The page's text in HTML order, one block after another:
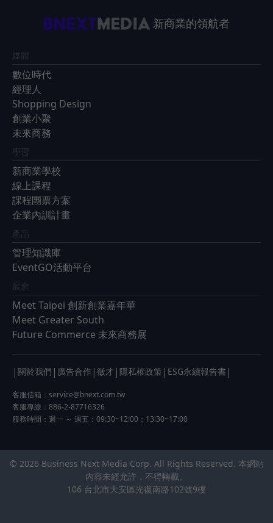
新商業的領航者
媒體
數位時代
經理人
Shopping Design
創業小聚
未來商務
學習
新商業學校
線上課程
課程團票方案
企業內訓計畫
產品
管理知識庫
EventGO活動平台
展會
Meet Taipei 創新創業嘉年華
Meet Greater South
Future Commerce 未來商務展
| 關於我們 | 廣告合作 | 徵才 | 隱私權政策 | ESG永續報告書 |
客服信箱： service@bnext.com.tw
客服專線：886-2-87716326
服務時間：週一 ～ 週五：09:30~12:00；13:30~17:00
© 2026 Business Next Media Corp. All Rights Reserved. 本網站
內容未經允許，不得轉載。
106 台北市大安區光復南路102號9樓